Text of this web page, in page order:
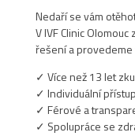
Nedaří se vám
V IVF Clinic
řešení a provedeme
✓ Více než 13 let
✓ Individuální
✓ Férové a
✓ Spolupráce se